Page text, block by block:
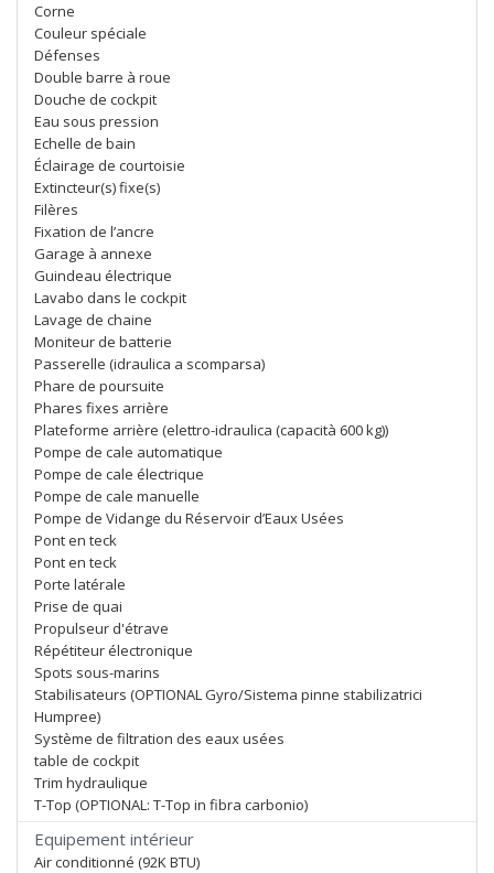
Corne
Couleur spéciale
Défenses
Double barre à roue
Douche de cockpit
Eau sous pression
Echelle de bain
Éclairage de courtoisie
Extincteur(s) fixe(s)
Filères
Fixation de l’ancre
Garage à annexe
Guindeau électrique
Lavabo dans le cockpit
Lavage de chaine
Moniteur de batterie
Passerelle (idraulica a scomparsa)
Phare de poursuite
Phares fixes arrière
Plateforme arrière (elettro-idraulica (capacità 600 kg))
Pompe de cale automatique
Pompe de cale électrique
Pompe de cale manuelle
Pompe de Vidange du Réservoir d’Eaux Usées
Pont en teck
Pont en teck
Porte latérale
Prise de quai
Propulseur d'étrave
Répétiteur électronique
Spots sous-marins
Stabilisateurs (OPTIONAL Gyro/Sistema pinne stabilizatrici
Humpree)
Système de filtration des eaux usées
table de cockpit
Trim hydraulique
T-Top (OPTIONAL: T-Top in fibra carbonio)
Equipement intérieur
Air conditionné (92K BTU)